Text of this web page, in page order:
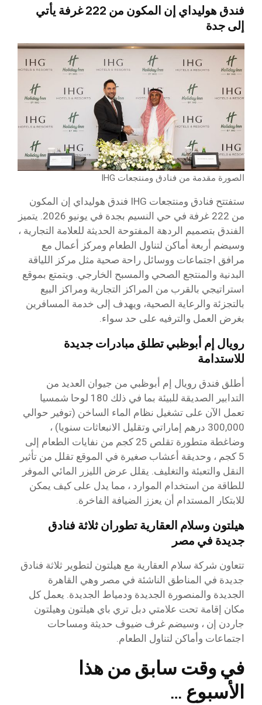
فندق هوليداي إن المكون من 222 غرفة يأتي
إلى جدة
الصورة مقدمة من فنادق ومنتجعات IHG
ستفتتح فنادق ومنتجعات IHG فندق هوليداي إن المكون
من 222 غرفة في حي النسيم بجدة في يونيو 2026. يتميز
الفندق بتصميم الردهة المفتوحة الحديثة للعلامة التجارية ،
وسيضم أربعة أماكن لتناول الطعام ومركز أعمال مع
مرافق اجتماعات ووسائل راحة صحية مثل مركز اللياقة
البدنية والمنتجع الصحي والمسبح الخارجي. ويتمتع بموقع
استراتيجي بالقرب من المراكز التجارية ومراكز البيع
بالتجزئة والرعاية الصحية، ويهدف إلى خدمة المسافرين
بغرض العمل والترفيه على حد سواء.
رويال إم أبوظبي تطلق مبادرات جديدة
للاستدامة
أطلق فندق رويال إم أبوظبي من جيوان العديد من
التدابير الصديقة للبيئة بما في ذلك 180 لوحا شمسيا
تعمل الآن على تشغيل نظام الماء الساخن (توفير حوالي
300,000 درهم إماراتي وتقليل الانبعاثات سنويا) ،
وضاغطة متطورة تقلص 25 كجم من نفايات الطعام إلى
5 كجم ، وحديقة أعشاب صغيرة في الموقع تقلل من تأثير
النقل والتعبئة والتغليف. يقلل عرض الليزر المائي الموفر
للطاقة من استخدام الموارد ، مما يدل على كيف يمكن
للابتكار المستدام أن يعزز الضيافة الفاخرة.
هيلتون وسلام العقارية تطوران ثلاثة فنادق
جديدة في مصر
تتعاون شركة سلام العقارية مع هيلتون لتطوير ثلاثة فنادق
جديدة في المناطق الناشئة في مصر وهي القاهرة
الجديدة والمنصورة الجديدة ودمياط الجديدة. يعمل كل
مكان إقامة تحت علامتي دبل تري باي هيلتون وهيلتون
جاردن إن ، وسيضم غرف ضيوف حديثة ومساحات
اجتماعات وأماكن لتناول الطعام.
في وقت سابق من هذا
الأسبوع …